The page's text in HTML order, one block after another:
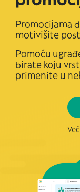
Promocijama
motivišite
Pomoću
birate koju
primenite u